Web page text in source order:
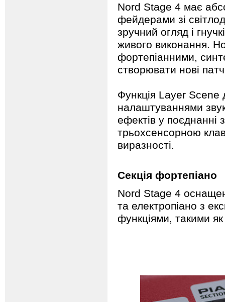
Nord Stage 4 має
фейдерами зі
зручний огляд і
живого виконання.
фортепіанними,
створювати нові
Функція Layer Scene
налаштуваннями
ефектів у поєднанні
трьохсенсорною
виразності.
Секція фортепіано
Nord Stage 4
та електропіано з
функціями, такими